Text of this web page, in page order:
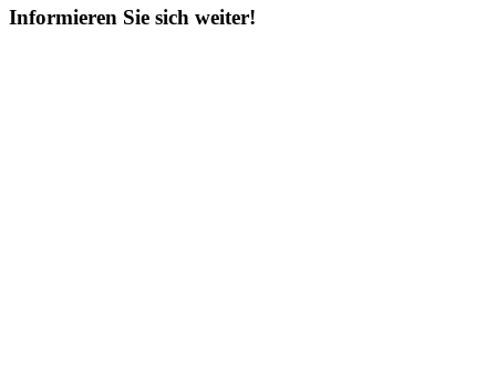
Informieren Sie sich weiter!